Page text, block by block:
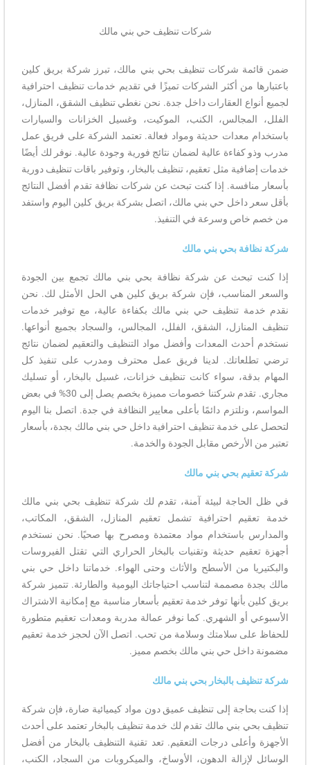
شركات تنظيف حي بني مالك
ضمن قائمة شركات تنظيف بحي بني مالك، تبرز شركة بريق كلين
باعتبارها من أكثر الشركات تميزًا في تقديم خدمات تنظيف احترافية
لجميع أنواع العقارات داخل جدة. نحن نغطي تنظيف الشقق، المنازل،
الفلل، المجالس، الكنب، الموكيت، وغسيل الخزانات والسيارات
باستخدام معدات حديثة ومواد فعالة. تعتمد الشركة على فريق عمل
مدرب وذو كفاءة عالية لضمان نتائج فورية وجودة عالية. نوفر لك أيضًا
خدمات إضافية مثل تعقيم، تنظيف بالبخار، وتوفير باقات تنظيف دورية
بأسعار منافسة. إذا كنت تبحث عن شركات نظافة تقدم أفضل النتائج
بأقل سعر داخل حي بني مالك، اتصل بشركة بريق كلين اليوم واستفد
من خصم خاص وسرعة في التنفيذ.
شركة نظافة بحي بني مالك
إذا كنت تبحث عن شركة نظافة بحي بني مالك تجمع بين الجودة
والسعر المناسب، فإن شركة بريق كلين هي الحل الأمثل لك. نحن
نقدم خدمة تنظيف حي بني مالك بكفاءة عالية، مع توفير خدمات
تنظيف المنازل، الشقق، الفلل، المجالس، والسجاد بجميع أنواعها.
نستخدم أحدث المعدات وأفضل مواد التنظيف والتعقيم لضمان نتائج
ترضي تطلعاتك. لدينا فريق عمل محترف ومدرب على تنفيذ كل
المهام بدقة، سواء كانت تنظيف خزانات، غسيل بالبخار، أو تسليك
مجاري. تقدم شركتنا خصومات مميزة بخصم يصل إلى 30% في بعض
المواسم، ونلتزم دائمًا بأعلى معايير النظافة في جدة. اتصل بنا اليوم
لتحصل على خدمة تنظيف احترافية داخل حي بني مالك بجدة، بأسعار
تعتبر من الأرخص مقابل الجودة والخدمة.
شركة تعقيم بحي بني مالك
في ظل الحاجة لبيئة آمنة، تقدم لك شركة تنظيف بحي بني مالك
خدمة تعقيم احترافية تشمل تعقيم المنازل، الشقق، المكاتب،
والمدارس باستخدام مواد معتمدة ومصرح بها صحيًا. نحن نستخدم
أجهزة تعقيم حديثة وتقنيات بالبخار الحراري التي تقتل الفيروسات
والبكتيريا من الأسطح والأثاث وحتى الهواء. خدماتنا داخل حي بني
مالك بجدة مصممة لتناسب احتياجاتك اليومية والطارئة. تتميز شركة
بريق كلين بأنها توفر خدمة تعقيم بأسعار مناسبة مع إمكانية الاشتراك
الأسبوعي أو الشهري. كما نوفر عمالة مدربة ومعدات تعقيم متطورة
للحفاظ على سلامتك وسلامة من تحب. اتصل الآن لحجز خدمة تعقيم
مضمونة داخل حي بني مالك بخصم مميز.
شركة تنظيف بالبخار بحي بني مالك
إذا كنت بحاجة إلى تنظيف عميق دون مواد كيميائية ضارة، فإن شركة
تنظيف بحي بني مالك تقدم لك خدمة تنظيف بالبخار تعتمد على أحدث
الأجهزة وأعلى درجات التعقيم. تعد تقنية التنظيف بالبخار من أفضل
الوسائل لإزالة الدهون، الأوساخ، والميكروبات من السجاد، الكنب،